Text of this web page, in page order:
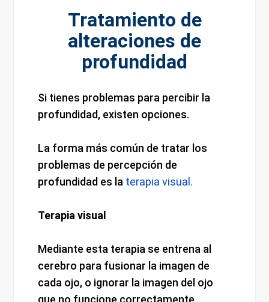
Tratamiento de
alteraciones de
profundidad
Si tienes problemas para percibir la
profundidad, existen opciones.
La forma más común de tratar los
problemas de percepción de
profundidad es la terapia visual.
Terapia visual
Mediante esta terapia se entrena al
cerebro para fusionar la imagen de
cada ojo, o ignorar la imagen del ojo